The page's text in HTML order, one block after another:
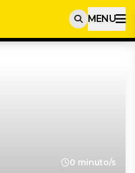
MENU
0 minuto/s